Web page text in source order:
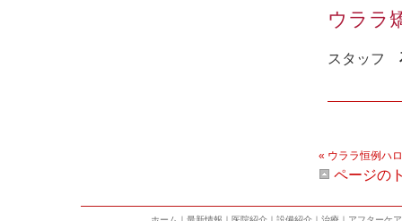
ウララ
スタッフ
« ウララ恒例ハ
ページの